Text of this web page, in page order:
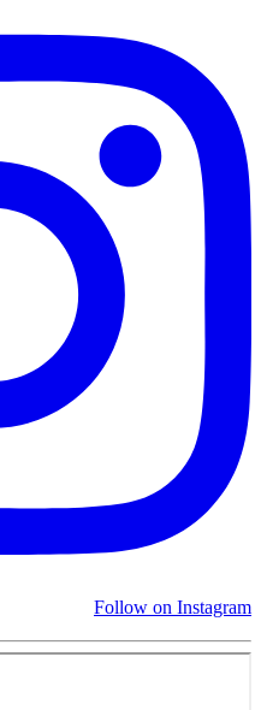
Follow on Instagram